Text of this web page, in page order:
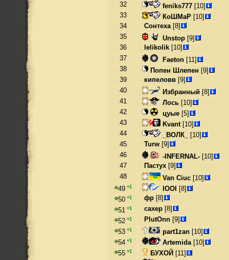
32
feniks777 [10]
33
КоШМаР [10]
34
Сонтеха[8]
35
Unstop [9]
36
lelikolik [10]
37
Faeton [11]
38
Попен Шлепен [9]
39
кипеловв [9]
40
Избранный [8]
41
Лось [10]
42
цуые [5]
43
Kvant[10]
44
_ВОЛК_
[10]
45
Turw [9]
46
-INFERNAL- [10]
47
Пастух [9]
48
Van Ciuc [10]
49 +1 IOOI
[8]
50 +1 фр [8]
51 +1 caxep [8]
52 +1 PlutOnn [9]
53 +1 part1zan [10]
54 +1 Artemida[10]
55 +1 БУХОЙ [11]